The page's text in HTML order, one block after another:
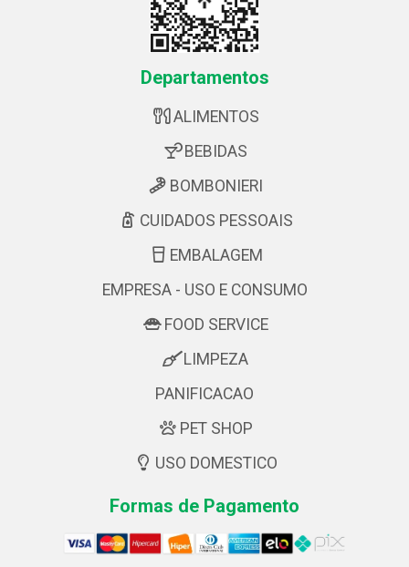
Departamentos
ALIMENTOS
BEBIDAS
BOMBONIERI
CUIDADOS PESSOAIS
EMBALAGEM
EMPRESA - USO E CONSUMO
FOOD SERVICE
LIMPEZA
PANIFICACAO
PET SHOP
USO DOMESTICO
Formas de Pagamento